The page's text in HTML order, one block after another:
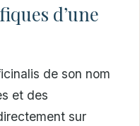
d’une
de son nom
et des
sur